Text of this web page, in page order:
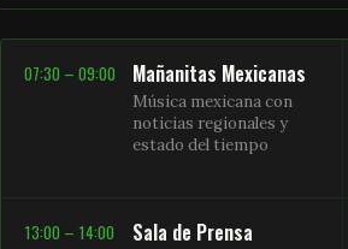
07:30 – 09:00 Mañanitas Mexicanas
Música mexicana con
noticias regionales y
estado del tiempo
13:00 – 14:00 Sala de Prensa